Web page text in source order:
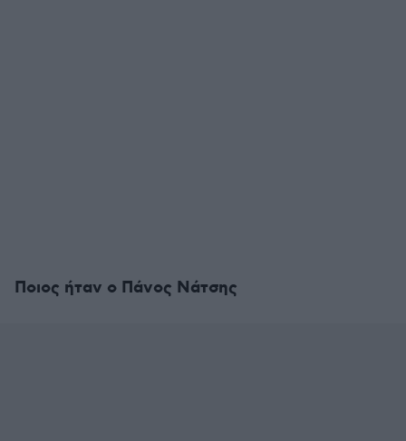
Ποιος ήταν ο Πάνος Νάτσης